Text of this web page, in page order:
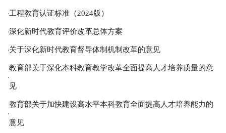
·工程教育认证标准（2024版）
·深化新时代教育评价改革总体方案
·关于深化新时代教育督导体制机制改革的意见
·
教育部关于深化本科教育教学改革全面提高人才培养质量的意
见
·
教育部关于加快建设高水平本科教育全面提高人才培养能力的
意见